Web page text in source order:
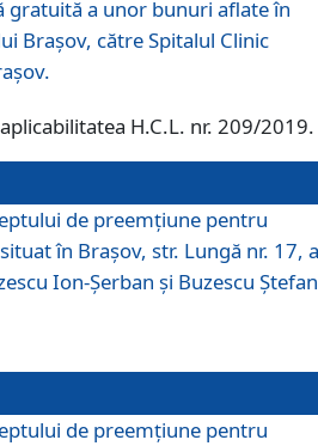
gratuită a unor bunuri aflate în
Braşov, către Spitalul Clinic
H.C.L. nr. 209/2019.
de preemţiune pentru
în Braşov, str. Lungă nr. 17,
Ion-Şerban și Buzescu
de preemţiune pentru